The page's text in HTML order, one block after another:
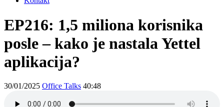
EP216: 1,5 miliona korisnika
posle – kako je nastala Yettel
aplikacija?
30/01/2025 Office Talks 40:48